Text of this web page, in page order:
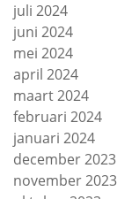
juli 2024
juni 2024
mei 2024
april 2024
maart 2024
februari 2024
januari 2024
december 2023
november 2023